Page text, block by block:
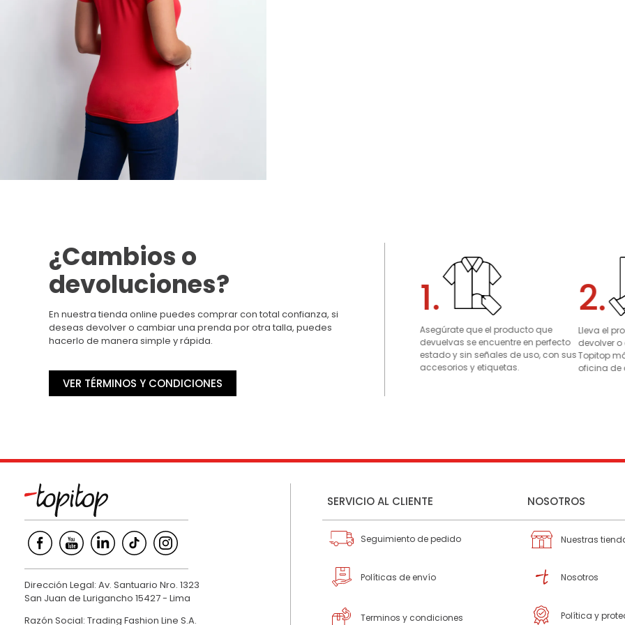
¿Cambios o
devoluciones?
En nuestra tienda online puedes comprar con total confianza, si
deseas devolver o cambiar una prenda por otra talla, puedes
hacerlo de manera simple y rápida.
VER TÉRMINOS Y CONDICIONES
1.
Asegúrate que el producto que
devuelvas se encuentre en perfecto
estado y sin señales de uso, con sus
accesorios y etiquetas.
2.
Lleva el
devolver
Topitop
oficina de
Dirección Legal: Av. Santuario Nro. 1323
San Juan de Lurigancho 15427 - Lima
Razón Social: Trading Fashion Line S.A.
SERVICIO AL CLIENTE
Seguimiento de pedido
Políticas de envío
Terminos y condiciones
NOSOTROS
Nuestras
Nosotros
Política y